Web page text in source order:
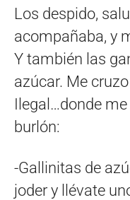
Los despido,
acompañaba, y
Y también las
azúcar. Me
Ilegal…donde
burlón:
-Gallinitas de
joder y llévate